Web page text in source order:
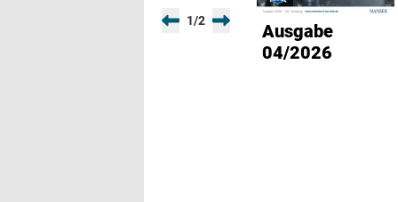
1/2
Ausgabe
04/2026